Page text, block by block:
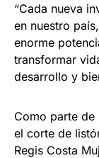
“Cada nueva
en nuestro
enorme
transformar
desarrollo y
Como parte de
el corte de
Regis Costa